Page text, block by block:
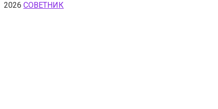
2026 СОВЕТНИК